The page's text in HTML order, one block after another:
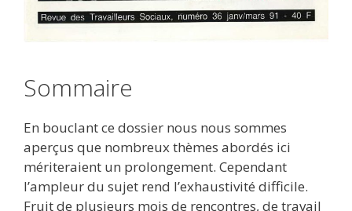
Sommaire
En bouclant ce dossier nous nous sommes
aperçus que nombreux thèmes abordés ici
mériteraient un prolongement. Cependant
l’ampleur du sujet rend l’exhaustivité difficile.
Fruit de plusieurs mois de rencontres, de travail